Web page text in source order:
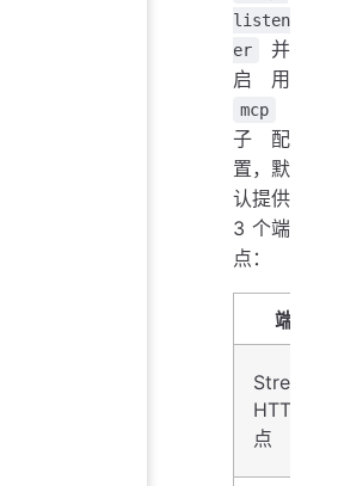
listen
er
并
启用
mcp
子配
置，默
认提供
3 个端
点：
端点
Stream
HTTP 端
点